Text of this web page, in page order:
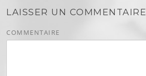
LAISSER UN COMMENTAIRE
COMMENTAIRE